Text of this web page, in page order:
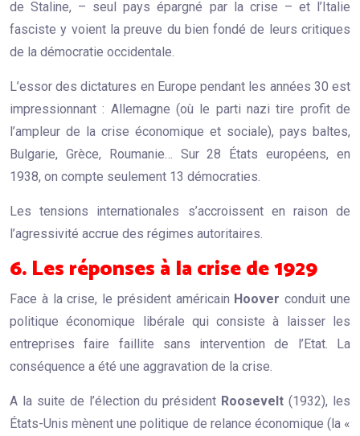
de Staline, – seul pays épargné par la crise – et l’Italie
fasciste y voient la preuve du bien fondé de leurs critiques
de la démocratie occidentale.
L’essor des dictatures en Europe pendant les années 30 est
impressionnant : Allemagne (où le parti nazi tire profit de
l’ampleur de la crise économique et sociale), pays baltes,
Bulgarie, Grèce, Roumanie… Sur 28 États européens, en
1938, on compte seulement 13 démocraties.
Les tensions internationales s’accroissent en raison de
l’agressivité accrue des régimes autoritaires.
6. Les réponses à la crise de 1929
Face à la crise, le président américain Hoover conduit une
politique économique libérale qui consiste à laisser les
entreprises faire faillite sans intervention de l’Etat. La
conséquence a été une aggravation de la crise.
A la suite de l’élection du président Roosevelt (1932), les
États-Unis mènent une politique de relance économique (la «